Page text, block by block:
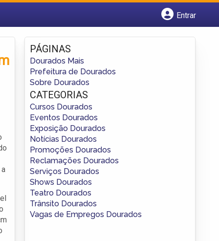
Entrar
Fazer login
Criar conta
PÁGINAS
Dourados Mais
Prefeitura de Dourados
Sobre Dourados
CATEGORIAS
Cursos Dourados
Eventos Dourados
Exposição Dourados
Notícias Dourados
Promoções Dourados
Reclamações Dourados
Serviços Dourados
Shows Dourados
Teatro Dourados
Trânsito Dourados
Vagas de Empregos Dourados